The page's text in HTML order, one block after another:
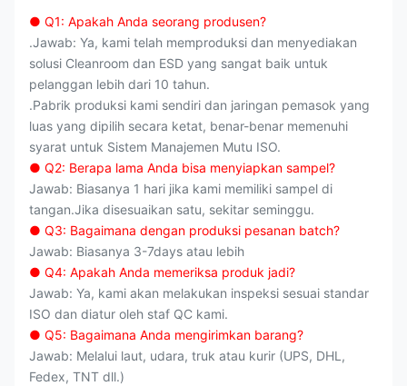
● Q1: Apakah Anda seorang produsen?
.Jawab: Ya, kami telah memproduksi dan menyediakan
solusi Cleanroom dan ESD yang sangat baik untuk
pelanggan lebih dari 10 tahun.
.Pabrik produksi kami sendiri dan jaringan pemasok yang
luas yang dipilih secara ketat, benar-benar memenuhi
syarat untuk Sistem Manajemen Mutu ISO.
● Q2: Berapa lama Anda bisa menyiapkan sampel?
Jawab: Biasanya 1 hari jika kami memiliki sampel di
tangan.Jika disesuaikan satu, sekitar seminggu.
● Q3: Bagaimana dengan produksi pesanan batch?
Jawab: Biasanya 3-7days atau lebih
● Q4: Apakah Anda memeriksa produk jadi?
Jawab: Ya, kami akan melakukan inspeksi sesuai standar
ISO dan diatur oleh staf QC kami.
● Q5: Bagaimana Anda mengirimkan barang?
Jawab: Melalui laut, udara, truk atau kurir (UPS, DHL,
Fedex, TNT dll.)